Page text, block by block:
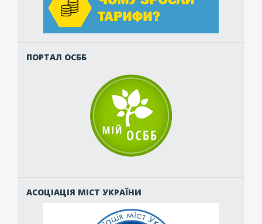
ПОРТАЛ ОСББ
АСОЦІАЦІЯ МІСТ УКРАЇНИ